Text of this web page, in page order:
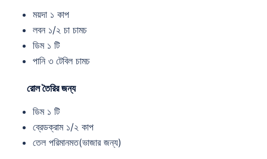
ময়দা ১ কাপ
লবন ১/২ চা চামচ
ডিম ১ টি
পানি ৩ টেবিল চামচ
রোল তৈরির জন্য
ডিম ১ টি
ব্রেডক্রাম ১/২ কাপ
তেল পরিমানমত(ভাজার জন্য)